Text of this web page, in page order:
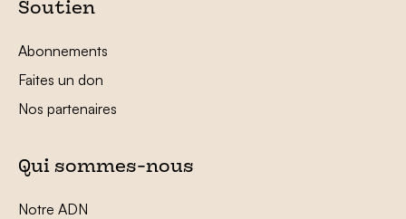
Soutien
Abonnements
Faites un don
Nos partenaires
Qui sommes-nous
Notre ADN